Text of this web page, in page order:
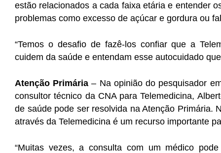
estão relacionados a cada faixa etária e entender
problemas como excesso de açúcar e gordura ou
“Temos o desafio de fazê-los confiar que a
cuidem da saúde e entendam esse autocuidado
Atenção Primária – Na opinião do pesquisador
consultor técnico da CNA para Telemedicina,
de saúde pode ser resolvida na Atenção Primária.
através da Telemedicina é um recurso importante
“Muitas vezes, a consulta com um médico